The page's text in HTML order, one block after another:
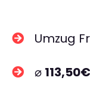
Umzug
⌀